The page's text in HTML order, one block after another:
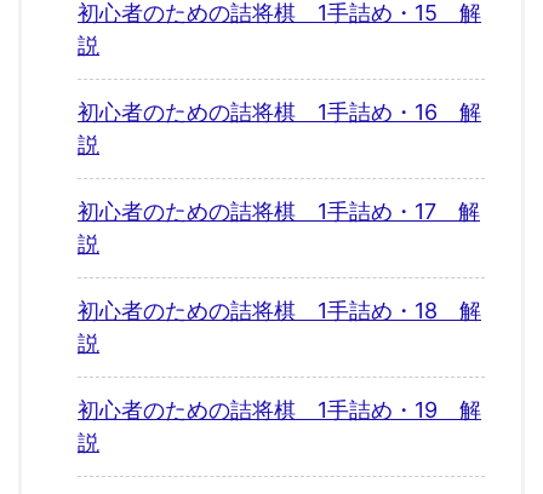
初心者のための詰将棋 1手詰め・15 解
説
初心者のための詰将棋 1手詰め・16 解
説
初心者のための詰将棋 1手詰め・17 解
説
初心者のための詰将棋 1手詰め・18 解
説
初心者のための詰将棋 1手詰め・19 解
説